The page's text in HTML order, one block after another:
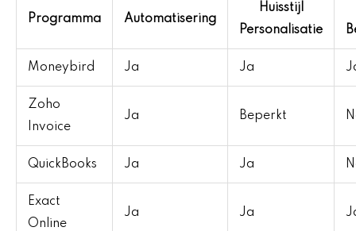
Programma Automatisering
Huisstijl
Personalisatie
Moneybird Ja Ja
Zoho
Invoice
Ja Beperkt
QuickBooks Ja Ja
Exact
Online
Ja Ja